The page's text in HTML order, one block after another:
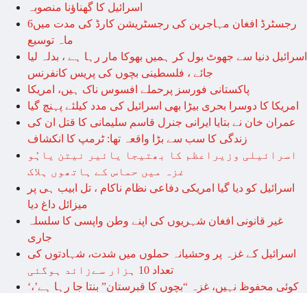
اسرائیل کا گھناؤنا منصوبہ
رجسٹرڈ افغان مہاجرین کی رجسٹریشن کارڈ کی مدت میں6
ماہ توسیع
اسرائیل دنیا سے جھوٹ بول کر ہمیں بھوکا مار رہا ہے ، بدلہ لیا
جائے ، فلسطینی بچوں کی پریس کانفرنس
پاکستانی فورسز پرحملے افسوس ناک ہیں، امریکا
امریکا کا دوسرا بحری بیڑا بھی اسرائیل کی مدد کیلئے پہنچ گیا
عمران خان نے بتایا ایرانی جنرل قاسم سلیمانی کا قتل ان کی
زندگی کا سب سے بڑا واقعہ تھا: ٹرمپ کا انکشاف
اسرائیلی وزیراعظم کا بھتیجا یائیر نیتن یاہُو
غزہ میں حماس کے ہاتھوں ہلاک
اسرائیل کو دیا گیا امریکی دفاعی نظام ناکام ، تل ابیب ہی پر
میزائل داغ دیا
غیر قانونی افغان شہریوں کی اپنے وطن واپسی کا سلسلہ
جاری
اسرائیل کے غزہ پر وحشیانہ حملوں میں شدت، شہادتوں کی
تعداد 10 ہزار سےزائد ہوگئی
‘کوئی محفوظ نہیں، غزہ “بچوں کا قبرستان” بنتا جا رہا ہے’،